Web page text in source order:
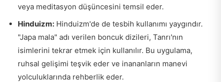
veya meditasyon düşüncesini temsil eder.
Hinduizm: Hinduizm'de de tesbih kullanımı yaygındır.
"Japa mala" adı verilen boncuk dizileri, Tanrı'nın
isimlerini tekrar etmek için kullanılır. Bu uygulama,
ruhsal gelişimi teşvik eder ve inananların manevi
yolculuklarında rehberlik eder.